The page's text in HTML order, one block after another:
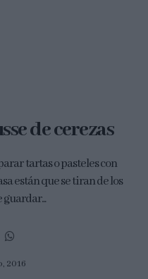
de cerezas
tartas o pasteles con
están que se tiran de los
guardar...
2016